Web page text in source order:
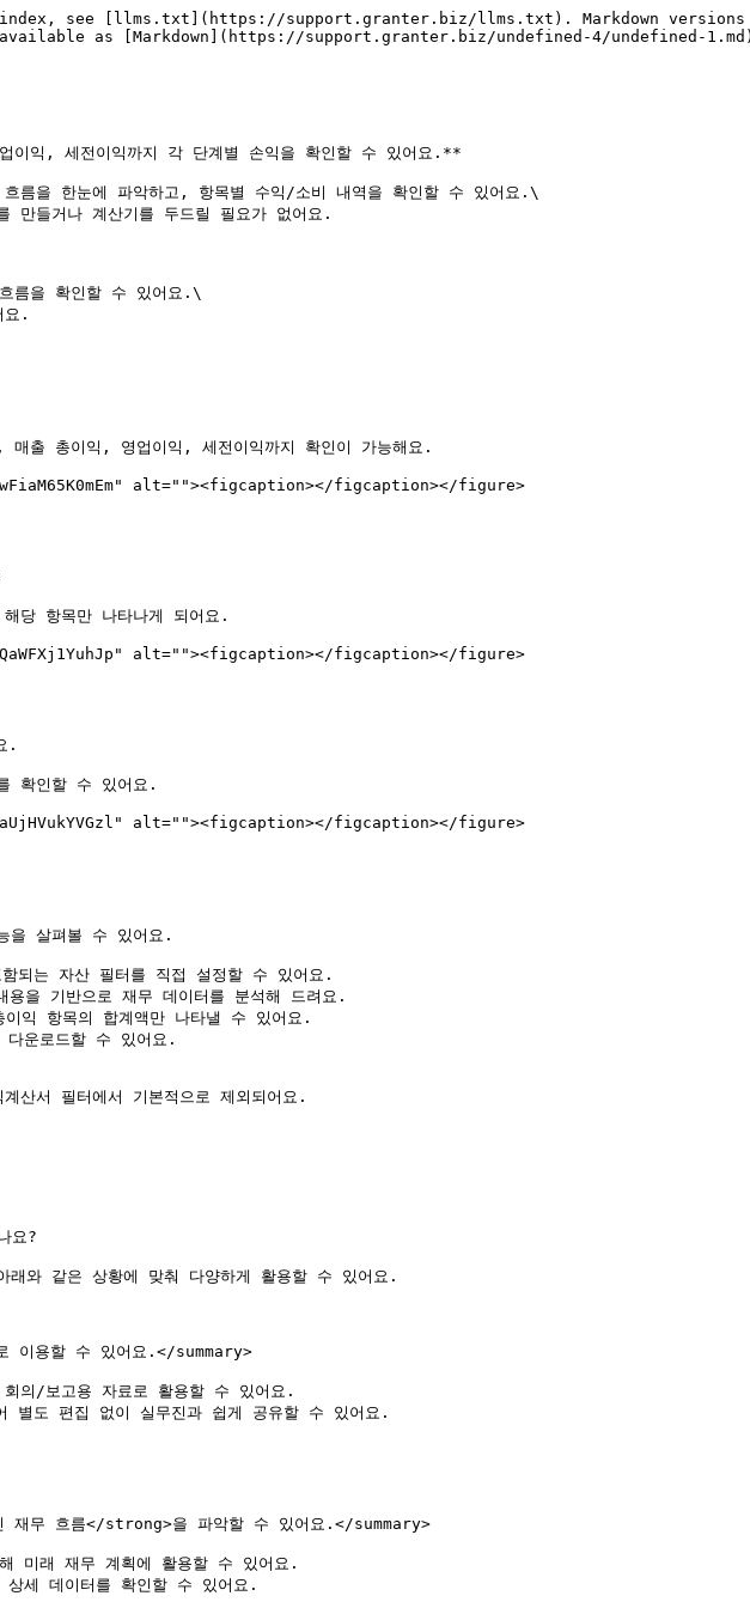
index, see [llms.txt](https://support.granter.biz/llms.txt). Markdown versions
as [Markdown](https://support.granter.biz/undefined-4/undefined-
이익, 세전이익까지 각 단계별 손익을 확인할 수 있어요.**
름을 한눈에 파악하고, 항목별 수익/소비 내역을 확인할 수 있어요.\
만들거나 계산기를 두드릴 필요가 없어요.
름을 확인할 수 있어요.\
요.
매출 총이익, 영업이익, 세전이익까지 확인이 가능해요.
alt=""><figcaption></figcaption></figure>
당 항목만 나타나게 되어요.
alt=""><figcaption></figcaption></figure>
.
확인할 수 있어요.
alt=""><figcaption></figcaption></figure>
을 살펴볼 수 있어요.
되는 자산 필터를 직접 설정할 수 있어요.
을 기반으로 재무 데이터를 분석해 드려요.
익 항목의 합계액만 나타낼 수 있어요.
운로드할 수 있어요.
산서 필터에서 기본적으로 제외되어요.
요?
래와 같은 상황에 맞춰 다양하게 활용할 수 있어요.
이용할 수 있어요.</summary>
의/보고용 자료로 활용할 수 있어요.
별도 편집 없이 실무진과 쉽게 공유할 수 있어요.
재무 흐름</strong>을 파악할 수 있어요.</summary>
미래 재무 계획에 활용할 수 있어요.
세 데이터를 확인할 수 있어요.